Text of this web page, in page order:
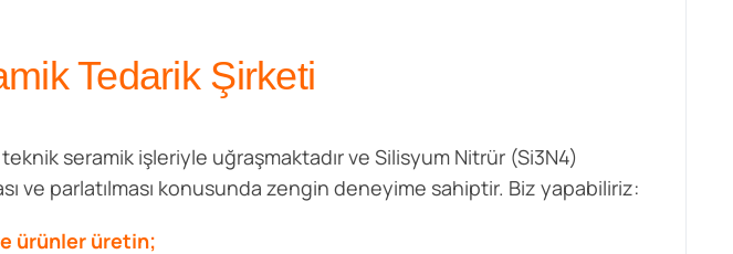
Tedarik Şirketi
teknik seramik işleriyle uğraşmaktadır ve Silisyum Nitrür (Si3N4)
ve parlatılması konusunda zengin deneyime sahiptir. Biz yapabiliriz:
ürünler üretin;